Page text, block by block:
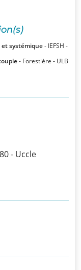
systémique- IEFSH -
- Forestière - ULB
- Uccle